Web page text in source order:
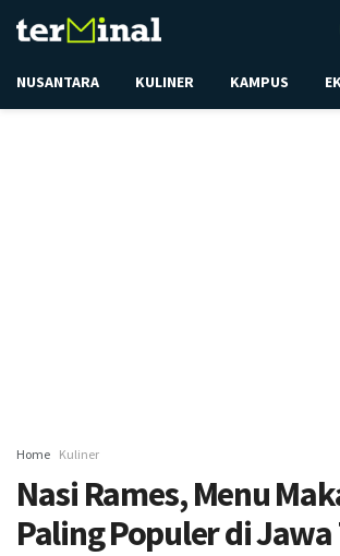
NUSANTARA KULINER KAMPUS
Home Kuliner
Nasi Rames, Menu
Paling Populer di Jawa